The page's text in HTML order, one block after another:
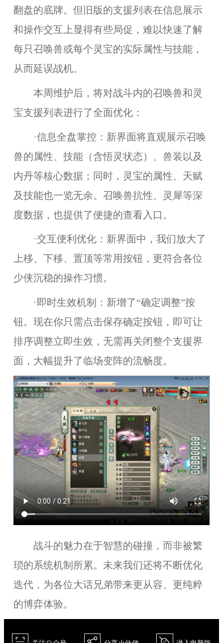
翻盘的底牌。但旧版的支援列表在信息展示
和操作交互上显得有些局促，难以快速了解
每只召唤兽或每个灵宝的实际属性与技能，
从而延误战机。
本周维护后，将对战斗内的召唤兽和灵
宝支援列表进行了全面优化：
·信息全盘掌控：新界面将直观展示召唤
兽的属性、技能（含悟灵状态）、兽装以及
内丹等核心数据；同时，灵宝的属性、天赋
及技能也一览无余。召唤兽抗性、灵犀等深
度数据，也提供了便捷的查看入口。
·交互便利优化：新界面中，我们放大了
上移、下移、置顶等常用按钮，更符合各位
少侠沉稳的操作习惯。
·即时生效机制：新增了“确定调整”按
钮。现在你只需点击保存确定按钮，即可让
排序调整立即生效，无需再关闭整个支援界
面，大幅提升了临场变阵的流畅度。
战斗的魅力在于智慧的碰撞，而非被繁
琐的系统机制所累。未来我们还将不断优化
迭代，为各位大话兄弟带来更从容、更纯粹
的博弈体验。